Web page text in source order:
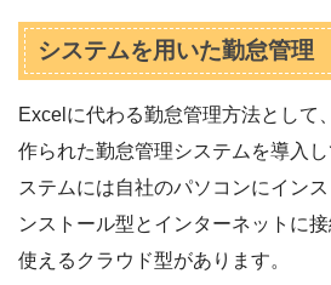
システムを用いた勤怠管理
Excelに代わる勤怠管理方法として
作られた勤怠管理システムを導入
ステムには自社のパソコンにイン
ンストール型とインターネットに
使えるクラウド型があります。